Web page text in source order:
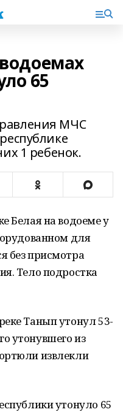
65
МЧС
1 ребенок.
Белая на водоеме у
для
без присмотра
Тело подростка
Танып утонул 53-
утонувшего из
извлекли
утонуло 65